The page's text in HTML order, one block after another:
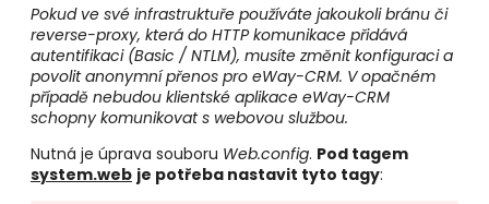
Pokud ve své infrastruktuře používáte jakoukoli bránu či
reverse-proxy, která do HTTP komunikace přidává
autentifikaci (Basic / NTLM), musíte změnit konfiguraci a
povolit anonymní přenos pro eWay-CRM. V opačném
případě nebudou klientské aplikace eWay-CRM
schopny komunikovat s webovou službou.
Nutná je úprava souboru Web.config. Pod tagem
system.web je potřeba nastavit tyto tagy: